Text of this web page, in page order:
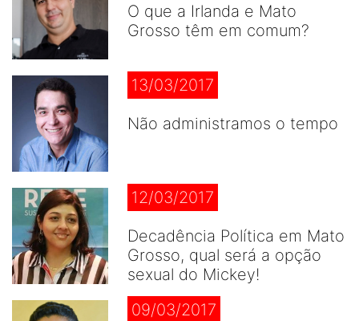
O que a Irlanda e Mato
Grosso têm em comum?
13/03/2017
Não administramos o tempo
12/03/2017
Decadência Política em Mato
Grosso, qual será a opção
sexual do Mickey!
09/03/2017